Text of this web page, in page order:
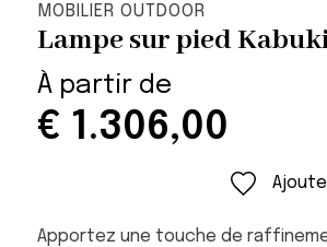
MOBILIER OUTDOOR
Lampe sur pied
À partir de
€ 1.306,00
Apportez une touche de